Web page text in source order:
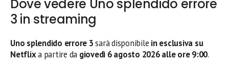
Dove vedere Uno splendido errore
3 in streaming
Uno splendido errore 3sarà disponibile in esclusiva su
Netflixa partire da giovedì 6 agosto 2026 alle ore 9:00.